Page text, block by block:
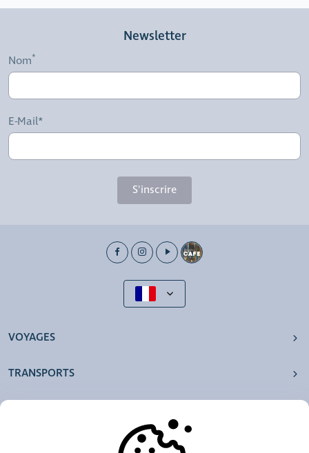
Newsletter
Nom
E-Mail*
S'inscrire
VOYAGES
TRANSPORTS